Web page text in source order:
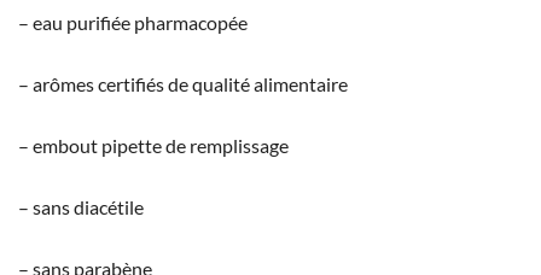
– eau purifiée pharmacopée
– arômes certifiés de qualité alimentaire
– embout pipette de remplissage
– sans diacétile
– sans parabène